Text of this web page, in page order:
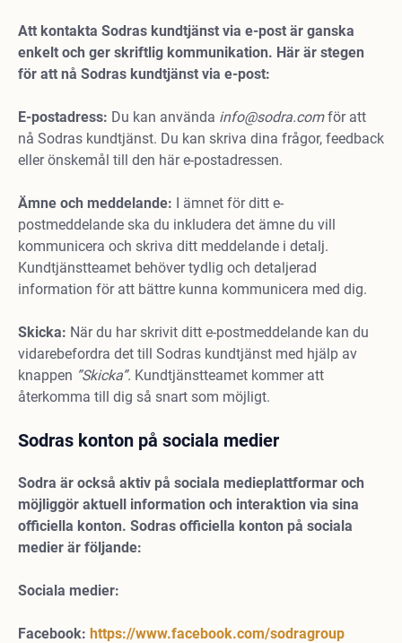
Att kontakta Sodras kundtjänst via e-post är ganska
enkelt och ger skriftlig kommunikation. Här är stegen
för att nå Sodras kundtjänst via e-post:
E-postadress: Du kan använda info@sodra.comför att
nå Sodras kundtjänst. Du kan skriva dina frågor, feedback
eller önskemål till den här e-postadressen.
Ämne och meddelande: I ämnet för ditt e-
postmeddelande ska du inkludera det ämne du vill
kommunicera och skriva ditt meddelande i detalj.
Kundtjänstteamet behöver tydlig och detaljerad
information för att bättre kunna kommunicera med dig.
Skicka: När du har skrivit ditt e-postmeddelande kan du
vidarebefordra det till Sodras kundtjänst med hjälp av
knappen ”Skicka”. Kundtjänstteamet kommer att
återkomma till dig så snart som möjligt.
Sodras konton på sociala medier
Sodra är också aktiv på sociala medieplattformar och
möjliggör aktuell information och interaktion via sina
officiella konton. Sodras officiella konton på sociala
medier är följande:
Sociala medier:
Facebook: https://www.facebook.com/sodragroup